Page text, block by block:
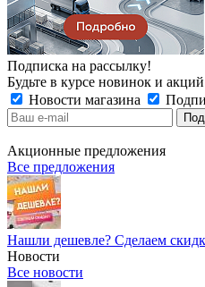
Подписка на рассылку!
Будьте в курсе новинок и акций
Новости магазина
Акционные предложения
Все предложения
Нашли дешевле? Сделаем
Новости
Все новости